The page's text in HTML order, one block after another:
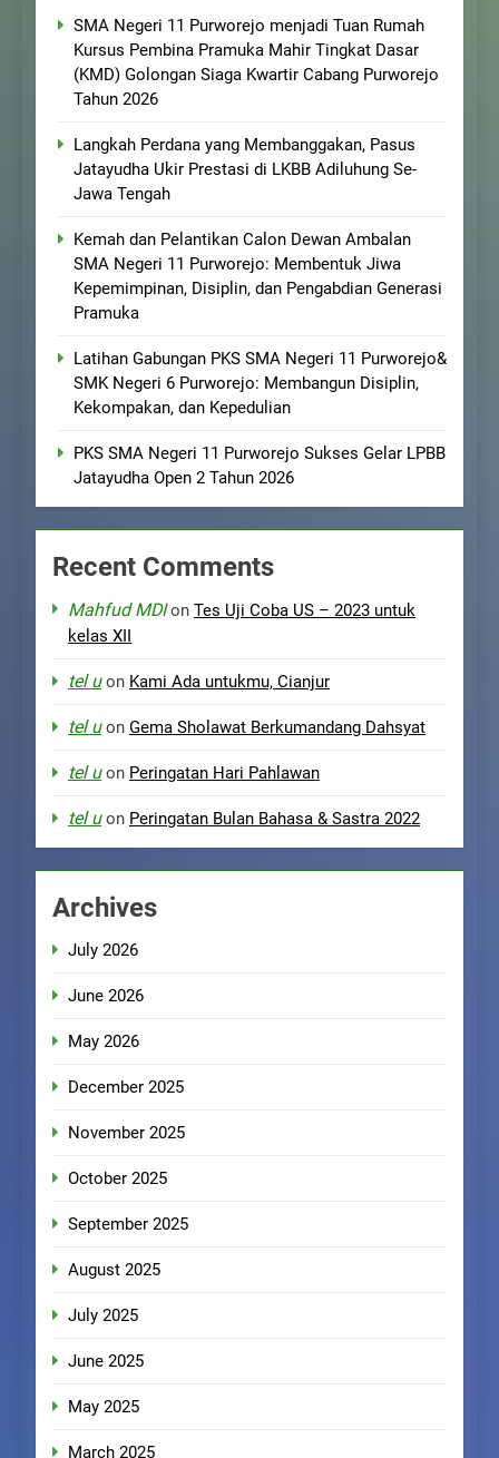
SMA Negeri 11 Purworejo menjadi Tuan Rumah
Kursus Pembina Pramuka Mahir Tingkat Dasar
(KMD) Golongan Siaga Kwartir Cabang Purworejo
Tahun 2026
Langkah Perdana yang Membanggakan, Pasus
Jatayudha Ukir Prestasi di LKBB Adiluhung Se-
Jawa Tengah
Kemah dan Pelantikan Calon Dewan Ambalan
SMA Negeri 11 Purworejo: Membentuk Jiwa
Kepemimpinan, Disiplin, dan Pengabdian Generasi
Pramuka
Latihan Gabungan PKS SMA Negeri 11 Purworejo&
SMK Negeri 6 Purworejo: Membangun Disiplin,
Kekompakan, dan Kepedulian
PKS SMA Negeri 11 Purworejo Sukses Gelar LPBB
Jatayudha Open 2 Tahun 2026
Recent Comments
Mahfud MDIon Tes Uji Coba US – 2023 untuk
kelas XII
tel uon Kami Ada untukmu, Cianjur
tel uon Gema Sholawat Berkumandang Dahsyat
tel uon Peringatan Hari Pahlawan
tel uon Peringatan Bulan Bahasa & Sastra 2022
Archives
July 2026
June 2026
May 2026
December 2025
November 2025
October 2025
September 2025
August 2025
July 2025
June 2025
May 2025
March 2025